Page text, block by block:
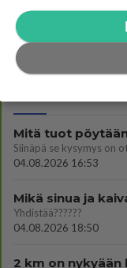
LUETUIMMAT
Mitä tuot
04.08.2026 16:53
Mikä sinua ja
Yhdistää??????
04.08.2026 18:50
2 km on